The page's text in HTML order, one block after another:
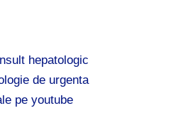
hepatologic
de urgenta
pe youtube